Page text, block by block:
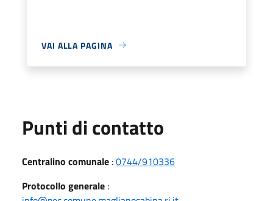
VAI ALLA PAGINA
Punti di contatto
Centralino comunale :0744/910336
Protocollo generale :